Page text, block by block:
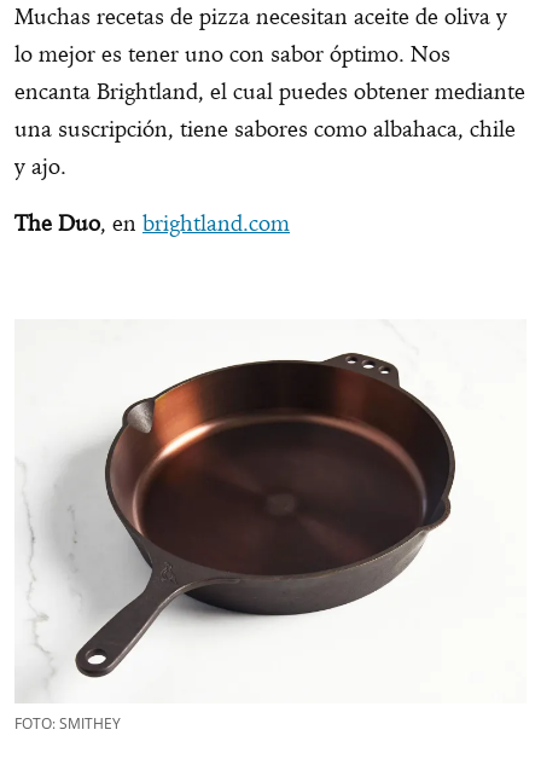
Muchas recetas de pizza necesitan aceite de oliva y
lo mejor es tener uno con sabor óptimo. Nos
encanta Brightland, el cual puedes obtener mediante
una suscripción, tiene sabores como albahaca, chile
y ajo.
The Duo, en brightland.com
FOTO: SMITHEY